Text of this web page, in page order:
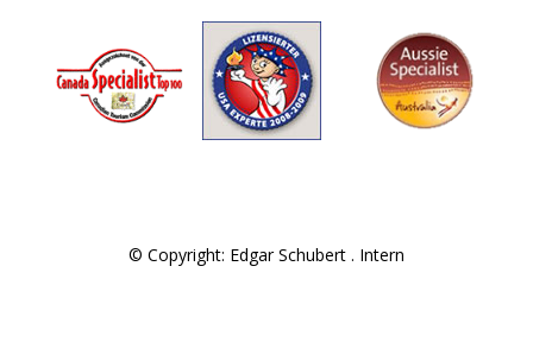
© Copyright: Edgar Schubert . Intern